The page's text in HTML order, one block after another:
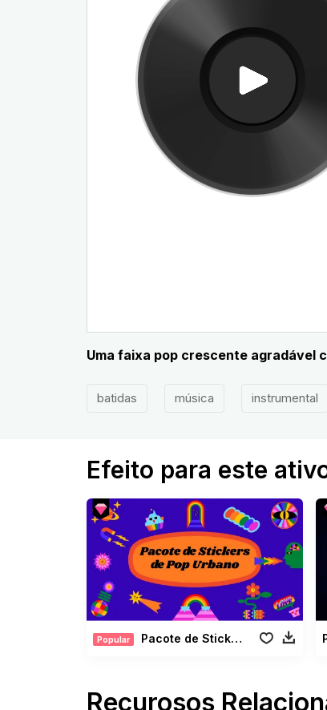
Uma faixa pop crescente agradável
batidas música instrumental
Efeito para este
Popular Pacote de Stickers de Pop Urbano
Recurosos